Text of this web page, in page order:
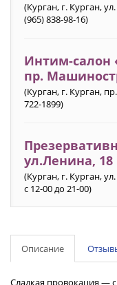
(Курган, г. Курган,
(965) 838-98-16)
Интим-салон
пр.
(Курган, г. Курган,
722-1899)
ул.Ленина, 18
(Курган, г. Курган,
с 12-00 до 21-00)
Описание
Сладкая провокация —